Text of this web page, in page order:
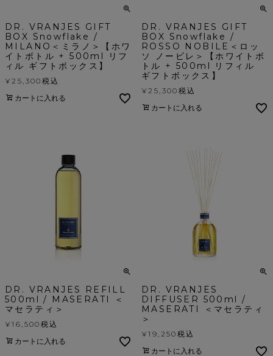
DR. VRANJES GIFT
BOX Snowflake /
MILANO＜ミラノ＞【ホワ
イトボトル + 500ml リフ
ィル ギフトボックス】
¥ 25,300 税込
カートに入れる
DR. VRANJES GIFT
BOX Snowflake /
ROSSO NOBILE＜ロッ
ソ ノービレ＞【ホワイトボ
トル + 500ml リフィル
ギフトボックス】
¥ 25,300 税込
カートに入れる
DR. VRANJES REFILL
500ml / MASERATI ＜
マセラティ＞
¥16,500 税込
カートに入れる
DR. VRANJES
DIFFUSER 500ml /
MASERATI ＜マセラティ
＞
¥19,250 税込
カートに入れる